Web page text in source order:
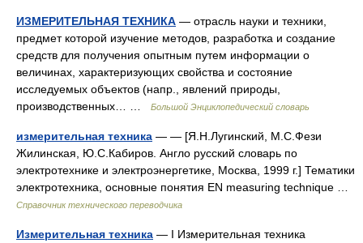
ИЗМЕРИТЕЛЬНАЯ ТЕХНИКА — отрасль науки и техники,
предмет которой изучение методов, разработка и создание
средств для получения опытным путем информации о
величинах, характеризующих свойства и состояние
исследуемых объектов (напр., явлений природы,
производственных… …
Большой Энциклопедический словарь
измерительная техника — — [Я.Н.Лугинский, М.С.Фези
Жилинская, Ю.С.Кабиров. Англо русский словарь по
электротехнике и электроэнергетике, Москва, 1999 г.] Тематики
электротехника, основные понятия EN measuring technique …
Справочник технического переводчика
Измерительная техника — I Измерительная техника